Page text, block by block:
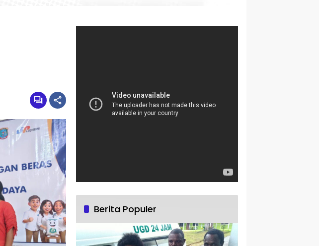
Berita Populer